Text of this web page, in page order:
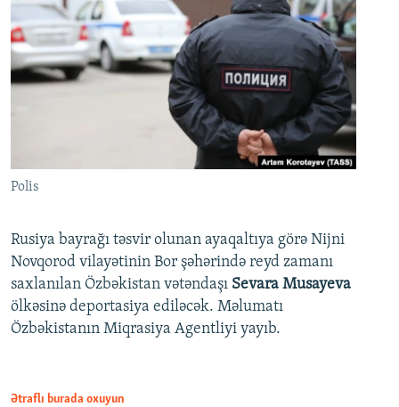
Polis
Rusiya bayrağı təsvir olunan ayaqaltıya görə Nijni
Novqorod vilayətinin Bor şəhərində reyd zamanı
saxlanılan Özbəkistan vətəndaşı Sevara Musayeva
ölkəsinə deportasiya ediləcək. Məlumatı
Özbəkistanın Miqrasiya Agentliyi yayıb.
Ətraflı burada oxuyun